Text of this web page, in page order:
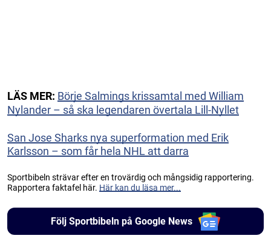
LÄS MER: Börje Salmings krissamtal med William
Nylander – så ska legendaren övertala Lill-Nyllet
San Jose Sharks nya superformation med Erik
Karlsson – som får hela NHL att darra
Sportbibeln strävar efter en trovärdig och mångsidig rapportering.
Rapportera faktafel här. Här kan du läsa mer...
Följ Sportbibeln på Google News